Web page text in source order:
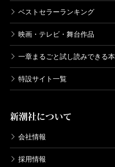
ベストセラーランキング
映画・テレビ・舞台作品
一章まるごと試し読みできる本
特設サイト一覧
新潮社について
会社情報
採用情報